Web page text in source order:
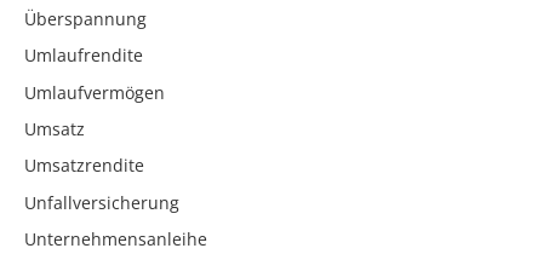
Überspannung
Umlaufrendite
Umlaufvermögen
Umsatz
Umsatzrendite
Unfallversicherung
Unternehmensanleihe